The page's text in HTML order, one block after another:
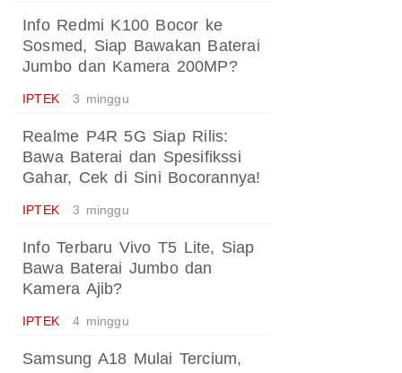
Info Redmi K100 Bocor ke
Sosmed, Siap Bawakan Baterai
Jumbo dan Kamera 200MP?
IPTEK 3 minggu
Realme P4R 5G Siap Rilis:
Bawa Baterai dan Spesifikssi
Gahar, Cek di Sini Bocorannya!
IPTEK 3 minggu
Info Terbaru Vivo T5 Lite, Siap
Bawa Baterai Jumbo dan
Kamera Ajib?
IPTEK 4 minggu
Samsung A18 Mulai Tercium,